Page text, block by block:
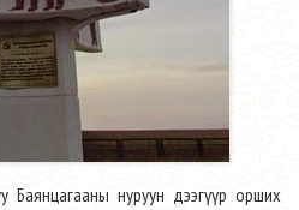
Баянцагааны нуруун дээгүүр орших